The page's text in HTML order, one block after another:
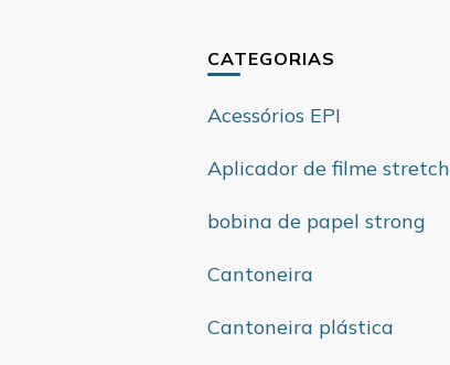
CATEGORIAS
Acessórios EPI
Aplicador de filme stretch
bobina de papel strong
Cantoneira
Cantoneira plástica